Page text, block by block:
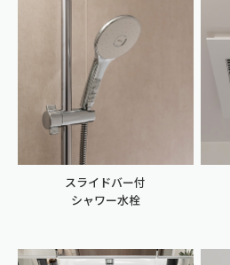
スライドバー付
シャワー水栓